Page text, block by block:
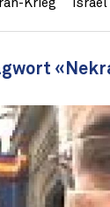
Iran-Krieg Israel